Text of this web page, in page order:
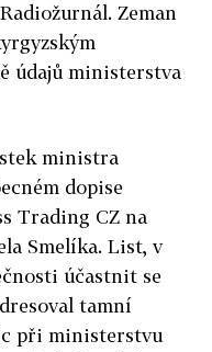
Zeman
údajů ministerstva
ministra
dopise
Trading CZ na
Smelíka. List, v
účastnit se
tamní
při ministerstvu